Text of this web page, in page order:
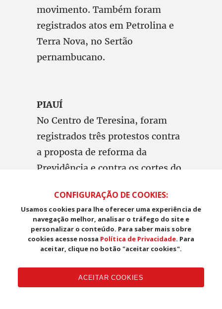
movimento. Também foram
registrados atos em Petrolina e
Terra Nova, no Sertão
pernambucano.
PIAUÍ
No Centro de Teresina, foram
registrados três protestos contra
a proposta de reforma da
Previdência e contra os cortes do
RIO DE JANEIRO
Em Barra do Piraí (RJ), município
pública debateu Educação e
CONFIGURAÇÃO DE COOKIES:
Usamos cookies para lhe oferecer uma experiência de
navegação melhor, analisar o tráfego do site e
personalizar o conteúdo. Para saber mais sobre
cookies acesse nossa Política de Privacidade. Para
aceitar, clique no botão "aceitar cookies".
ACEITAR COOKIES